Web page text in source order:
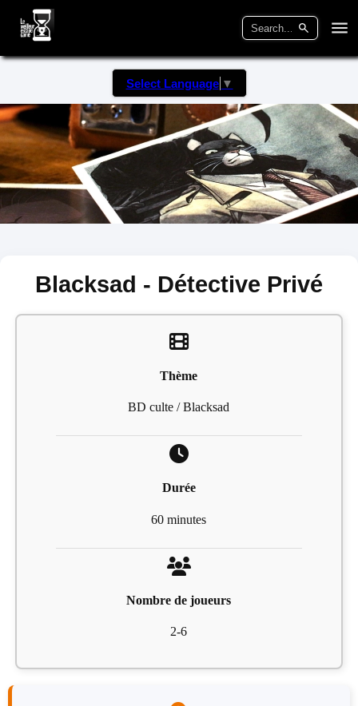
Select Language ▼
Blacksad - Détective Privé
Thème
BD culte / Blacksad
Durée
60 minutes
Nombre de joueurs
2-6